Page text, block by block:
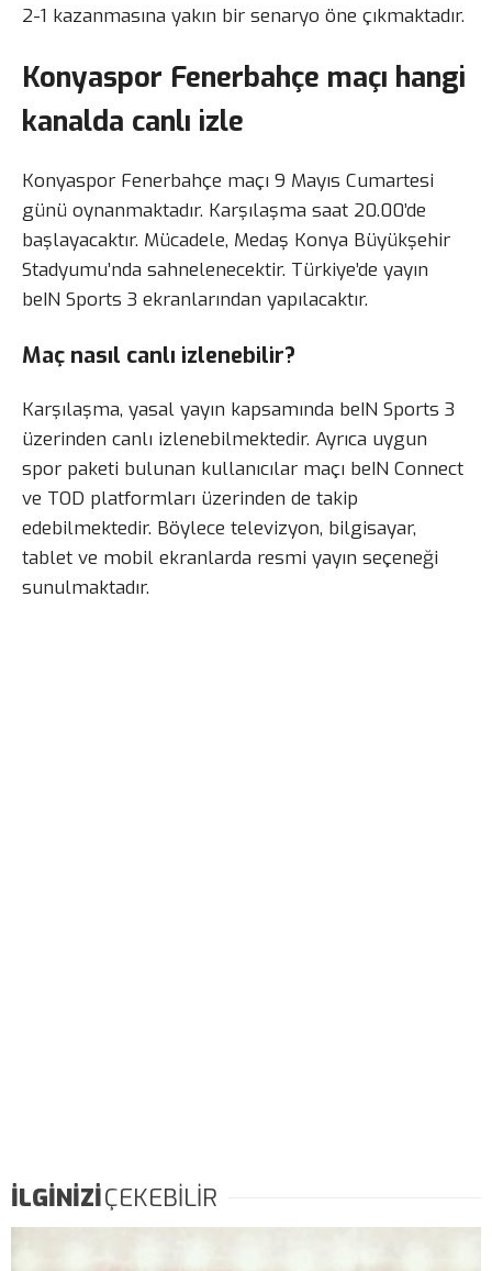
2-1 kazanmasına yakın bir senaryo öne çıkmaktadır.
Konyaspor Fenerbahçe maçı hangi
kanalda canlı izle
Konyaspor Fenerbahçe maçı 9 Mayıs Cumartesi
günü oynanmaktadır. Karşılaşma saat 20.00’de
başlayacaktır. Mücadele, Medaş Konya Büyükşehir
Stadyumu’nda sahnelenecektir. Türkiye’de yayın
beIN Sports 3 ekranlarından yapılacaktır.
Maç nasıl canlı izlenebilir?
Karşılaşma, yasal yayın kapsamında beIN Sports 3
üzerinden canlı izlenebilmektedir. Ayrıca uygun
spor paketi bulunan kullanıcılar maçı beIN Connect
ve TOD platformları üzerinden de takip
edebilmektedir. Böylece televizyon, bilgisayar,
tablet ve mobil ekranlarda resmi yayın seçeneği
sunulmaktadır.
İLGİNİZİÇEKEBİLİR